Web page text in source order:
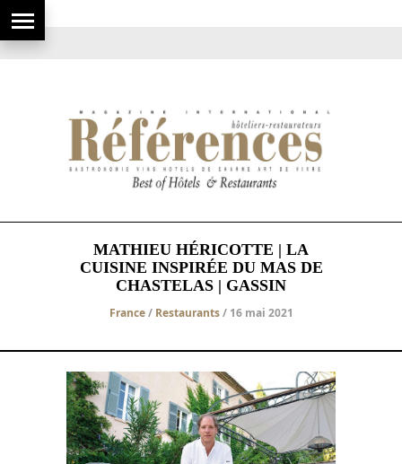
MATHIEU HÉRICOTTE | LA
CUISINE INSPIRÉE DU MAS DE
CHASTELAS | GASSIN
France/ Restaurants/ 16 mai 2021